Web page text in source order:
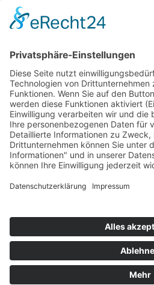
März 2018 (1)
Februar 2018 (1)
BIOSWING Sitzsysteme
BIOSWING Therapiesysteme
BIOSWING Trainingssysteme
Kontakt
Impressum
AGB
Datenschutz
Français
English